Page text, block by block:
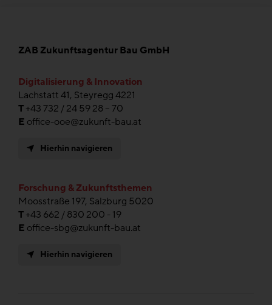
ZAB Zukunftsagentur Bau GmbH
Digitalisierung & Innovation
Lachstatt 41, Steyregg 4221
T+43 732 / 24 59 28 – 70
E office-ooe@zukunft-bau.at
Hierhin navigieren
Forschung & Zukunftsthemen
Moosstraße 197, Salzburg 5020
T+43 662 / 830 200 - 19
E office-sbg@zukunft-bau.at
Hierhin navigieren